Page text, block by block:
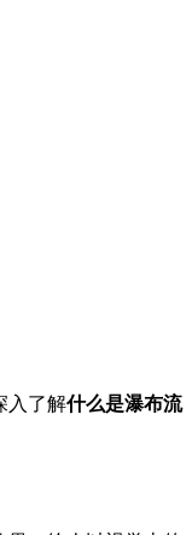
入了解什么是瀑布流